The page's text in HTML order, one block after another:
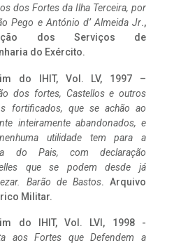
dos Fortes da Ilha Terceira, por
Pego e António d’ Almeida Jr.,
dos Serviços de
do Exército.
do IHIT, Vol. LV, 1997 –
dos fortes, Castellos e outros
fortificados, que se achão ao
inteiramente abandonados, e
utilidade tem para a
do Pais, com declaração
que se podem desde já
Barão de Bastos. Arquivo
Militar.
do IHIT, Vol. LVI, 1998 -
aos Fortes que Defendem a